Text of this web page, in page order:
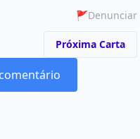
🚩Denunciar
Próxima Carta